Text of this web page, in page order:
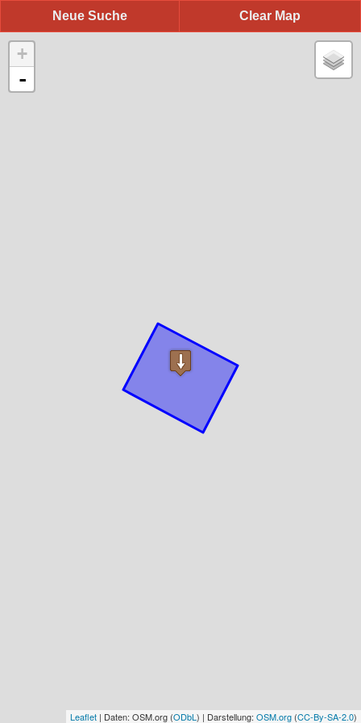
Clear Map
Neue Suche
+
-
Leaflet | Daten: OSM.org (ODbL ) | Darstellung: OSM.org (CC-By-SA-2.0)